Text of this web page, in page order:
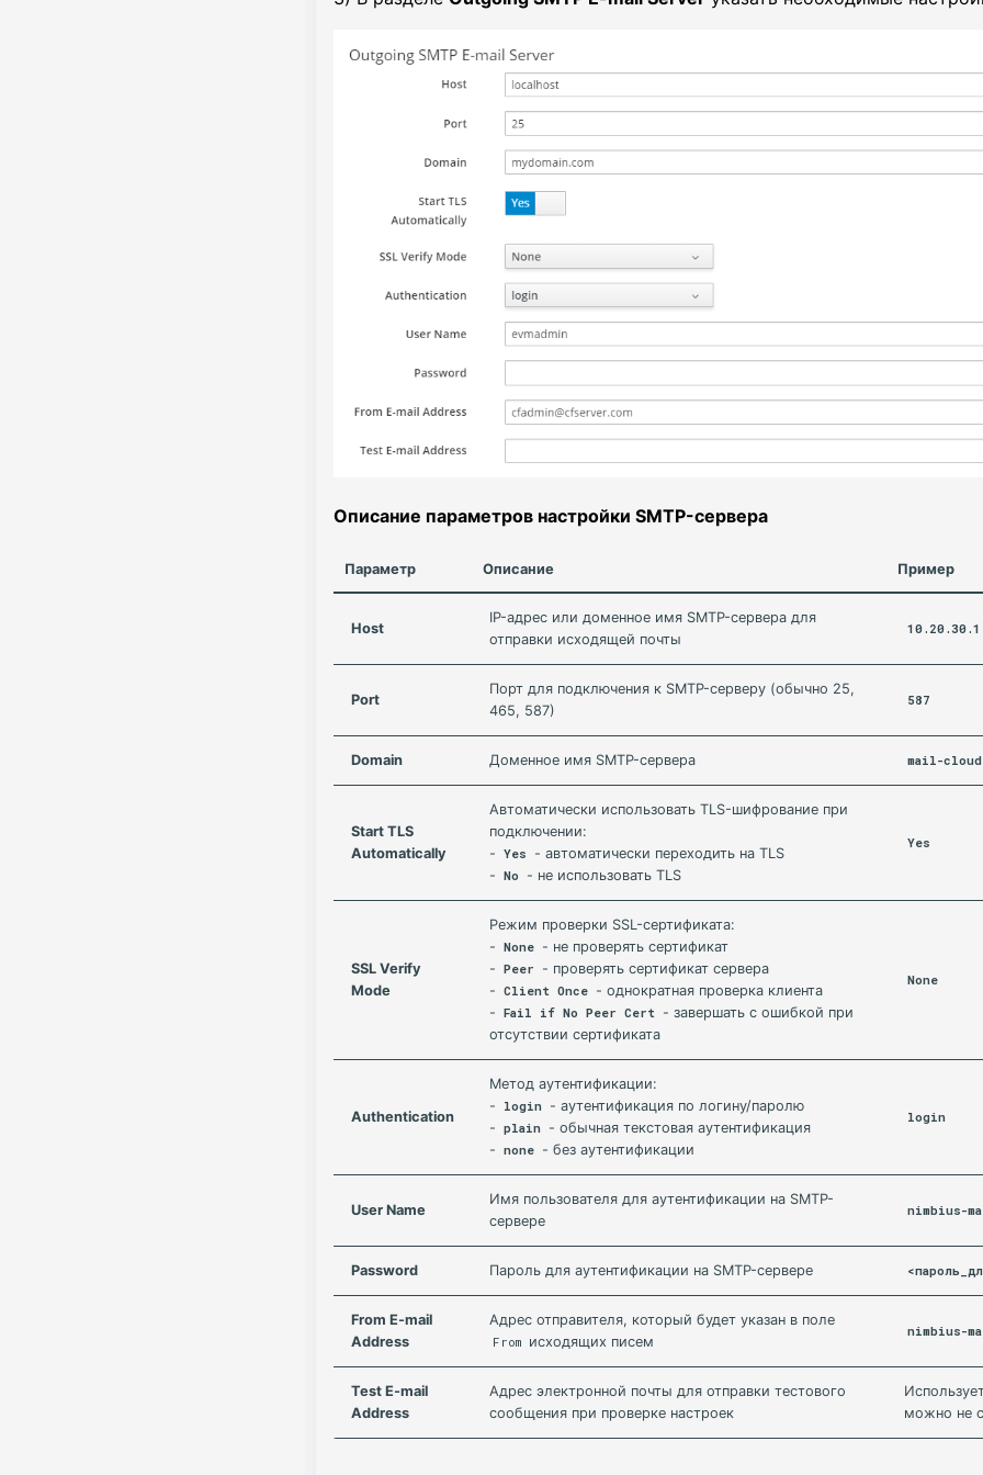
Описание параметров настройки SMTP-сервера
Параметр Описание Пример
Host
IP-адрес или доменное имя SMTP-сервера для
отправки исходящей почты
10.20.30.1
Port
Порт для подключения к SMTP-серверу (обычно 25,
465, 587)
587
Domain Доменное имя SMTP-сервера mail-cloud
Start TLS
Automatically
Автоматически использовать TLS-шифрование при
подключении:
- Yes
- автоматически переходить на TLS
- No - не использовать TLS
Yes
SSL Verify
Mode
Режим проверки SSL-сертификата:
- None - не проверять сертификат
- Peer
- проверять сертификат сервера
- Client Once - однократная проверка клиента
- Fail if No Peer Cert - завершать с ошибкой при
отсутствии сертификата
None
Authentication
Метод аутентификации:
-
login - аутентификация по логину/паролю
- plain - обычная текстовая аутентификация
- none - без аутентификации
login
User Name
Имя пользователя для аутентификации на SMTP-
сервере
nimbius-
Password Пароль для аутентификации на SMTP-сервере
From E-mail
Address
Адрес отправителя, который будет указан в поле
From исходящих писем
nimbius-
Test E-mail
Address
Адрес электронной почты для отправки тестового
сообщения при проверке настроек
можно не